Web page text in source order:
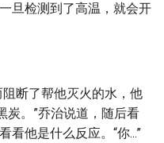
旦检测到了高温，就会开
断了帮他灭火的水，他
炭。”乔治说道，随后看
看他是什么反应。“你...”